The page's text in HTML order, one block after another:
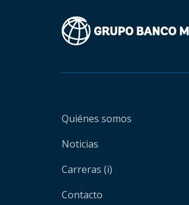
Quiénes somos
Noticias
Carreras (i)
Contacto